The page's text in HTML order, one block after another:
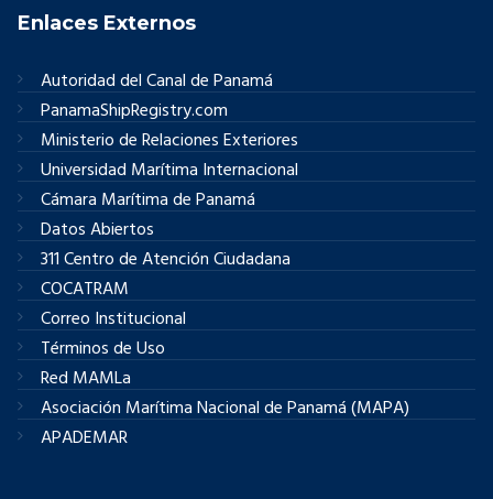
Enlaces Externos
Autoridad del Canal de Panamá
PanamaShipRegistry.com
Ministerio de Relaciones Exteriores
Universidad Marítima Internacional
Cámara Marítima de Panamá
Datos Abiertos
311 Centro de Atención Ciudadana
COCATRAM
Correo Institucional
Términos de Uso
Red MAMLa
Asociación Marítima Nacional de Panamá (MAPA)
APADEMAR